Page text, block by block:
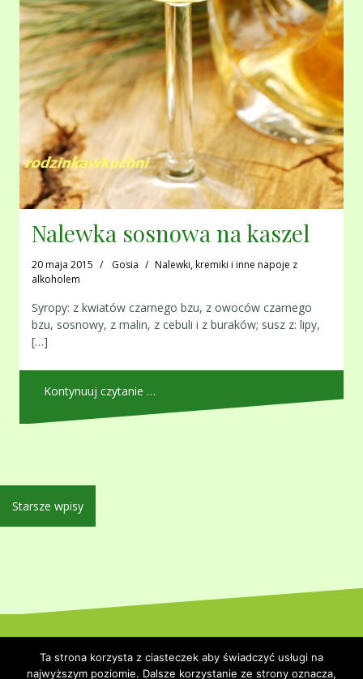
Nalewka sosnowa na kaszel
20 maja 2015 Gosia
Nalewki, kremiki i inne napoje z
alkoholem
Syropy: z kwiatów czarnego bzu, z owoców czarnego
bzu, sosnowy, z malin, z cebuli i z buraków; susz z: lipy,
[…]
Kontynuuj czytanie …
Nawigacja
po
Starsze wpisy
Themeisle.
Ta strona korzysta z ciasteczek aby świadczyć usługi na
najwyższym poziomie. Dalsze korzystanie ze strony oznacza,